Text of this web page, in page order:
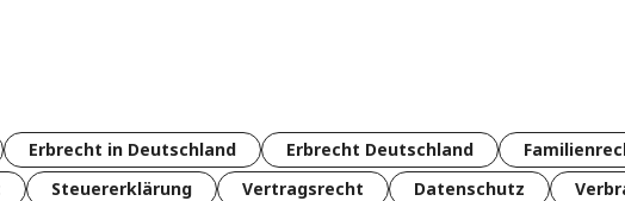
Erbrecht in Deutschland Erbrecht Deutschland
Steuererklärung Vertragsrecht Datenschutz